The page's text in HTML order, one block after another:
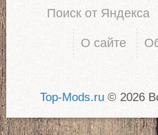
Поиск от Яндекса
О сайте
Top-Mods.ru © 2026